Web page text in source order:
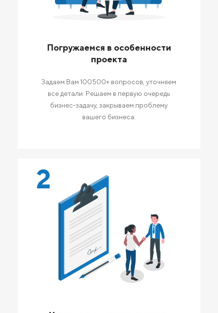
Погружаемся в особенности
проекта
Задаем Вам 100500+ вопросов, уточняем
все детали. Решаем в первую очередь
бизнес-задачу, закрываем проблему
вашего бизнеса.
2